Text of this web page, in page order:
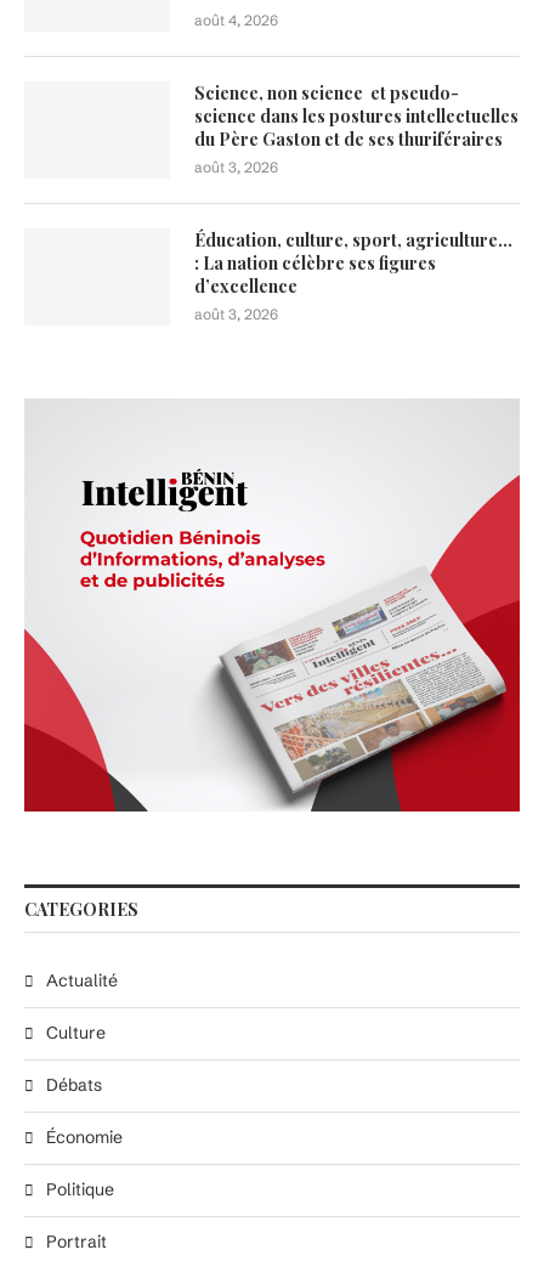
août 4, 2026
Science, non science et pseudo-
science dans les postures intellectuelles
du Père Gaston et de ses thuriféraires
août 3, 2026
Éducation, culture, sport, agriculture…
: La nation célèbre ses figures
d’excellence
août 3, 2026
CATEGORIES
Actualité
Culture
Débats
Économie
Politique
Portrait